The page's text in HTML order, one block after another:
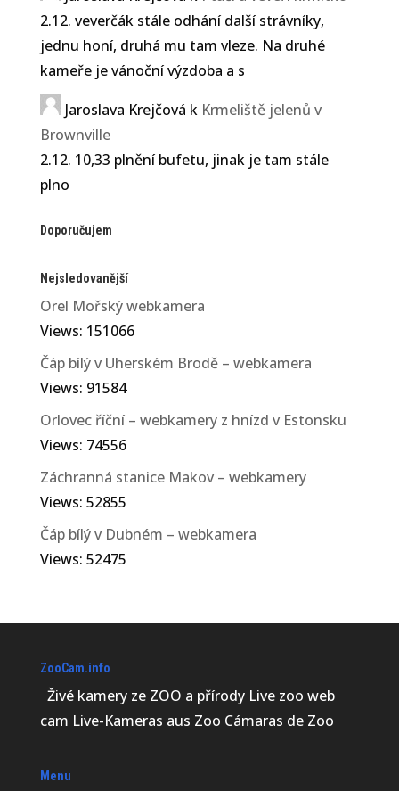
2.12. veverčák stále odhání další strávníky,
jednu honí, druhá mu tam vleze. Na druhé
kameře je vánoční výzdoba a s
Jaroslava Krejčová k Krmeliště jelenů v
Brownville
2.12. 10,33 plnění bufetu, jinak je tam stále
plno
Doporučujem
Nejsledovanější
Orel Mořský webkamera
Views: 151066
Čáp bílý v Uherském Brodě – webkamera
Views: 91584
Orlovec říční – webkamery z hnízd v Estonsku
Views: 74556
Záchranná stanice Makov – webkamery
Views: 52855
Čáp bílý v Dubném – webkamera
Views: 52475
ZooCam.info
Živé kamery ze ZOO a přírody Live zoo web
cam Live-Kameras aus Zoo Cámaras de Zoo
Menu
Na Kroměřížsku se objevil
orel stepní, na Olomoucku a
Přerovsku ouhorlík
černokřídlý a na Novojičínsku
chaluha malá, sdělil ČTK
místopředseda Moravského
ornitologického spolku Jiří
Šafránek. Orel stepní obývá
Petra Chlumecka
(Stephanoaetus coronatus)
patří mezi velké a mohutné
těžší než samci, kteří váží
2,55–4,12 kg. Je to devátý
nejtěžší žijící orel. Rozpětí...